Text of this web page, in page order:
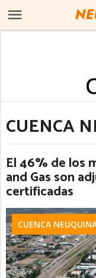
CUENCA
El 46% de los
and Gas son
certificadas
CUENCA